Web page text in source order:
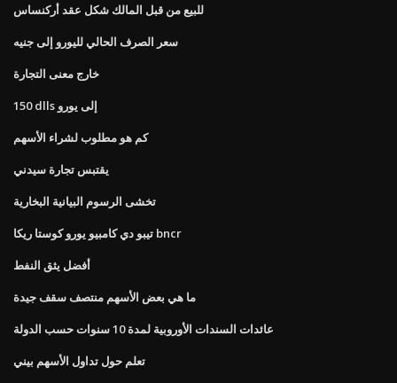
للبيع من قبل المالك شكل عقد أركنساس
سعر الصرف الحالي لليورو إلى جنيه
خارج معنى التجارة
150 dlls إلى يورو
كم هو مطلوب لشراء الأسهم
يقتبس تجارة سيدني
تخشى الرسوم البيانية البخارية
تيبو دي كامبيو يورو كوستا ريكا bncr
أفضل يثق النفط
ما هي بعض الأسهم منتصف سقف جيدة
عائدات السندات الأوروبية لمدة 10 سنوات حسب الدولة
تعلم حول تداول الأسهم بيني